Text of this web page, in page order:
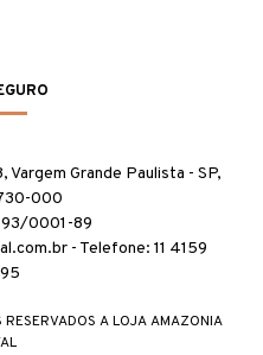
Vargem Grande Paulista - SP,
000
0001-89
- Telefone: 11 4159
A LOJA AMAZONIA